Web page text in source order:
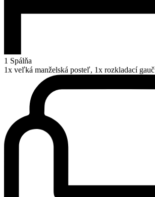
1 Spálňa
1x veľká manželská posteľ, 1x rozkladací gauč